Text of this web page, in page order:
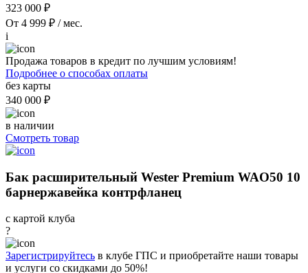
323 000 ₽
От 4 999 ₽ / мес.
i
Продажа товаров в кредит по лучшим условиям!
Подробнее о способах оплаты
без карты
340 000 ₽
в наличии
Смотреть товар
Бак расширительный Wester Premium WAO50 10
барнержавейка контрфланец
с картой клуба
?
Зарегистрируйтесь в клубе ГПС и приобретайте наши товары
и услуги со скидками до 50%!